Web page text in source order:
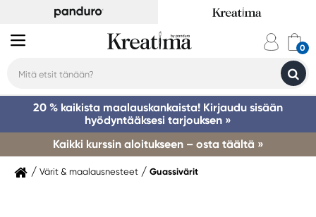
20 % kaikista maalauskankaista! Kirjaudu sisään
hyödyntääksesi tarjouksen »
Kaikki kurssin aloitukseen – osta täältä »
Värit & maalausnesteet Guassivärit